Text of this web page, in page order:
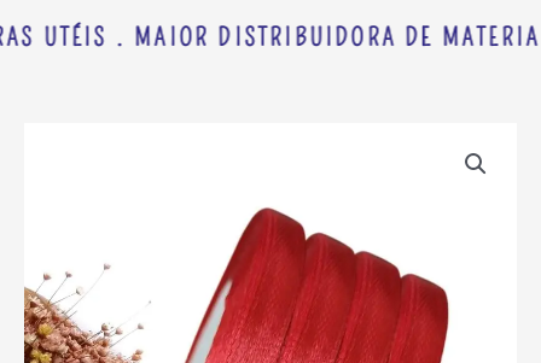
UTÉIS . MAIOR DISTRIBUIDORA DE
MM
VERMELHA
ROLO